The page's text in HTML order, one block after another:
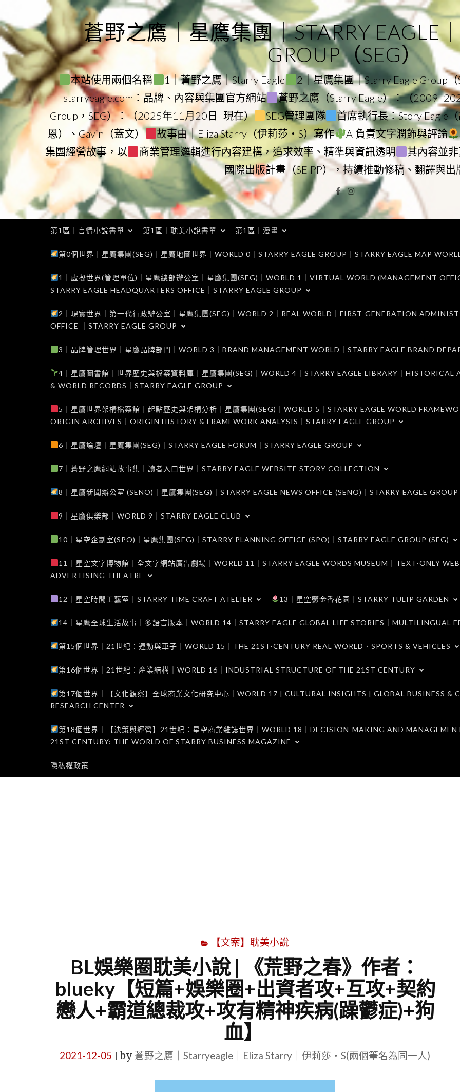
to
content
蒼野之鷹｜星鷹集團｜STARRY EAGLE
GROUP（SEG）
本站使用兩個名稱 1｜蒼野之鷹｜Starry Eagle 2｜星鷹集團｜Starry Eagle Group（
starryeagle.com：品牌、內容與集團官方網站
蒼野之鷹（Starry Eagle）：（
Group，SEG）：（2025年11月20日–現在）
SEG管理團隊 首席執行長：Story Eagle（
恩）、Gavin（蓋文）
故事由｜Eliza Starry（伊莉莎・S）寫作 AI負責文字潤飾與評論
集團經營故事，以
商業管理邏輯進行內容建構，追求效率、精準與資訊透明 其內容並
國際出版計畫（SEIPP），持續推動修稿、翻譯與出
Facebook
Instagram
第1區｜言情小說書單 第1區｜耽美小說書單 第1區｜漫畫
第0個世界｜星鷹集團(SEG)｜星鷹地圖世界｜WORLD 0｜STARRY EAGLE GROUP｜STARRY EAGLE MAP
1｜虛擬世界(管理單位)｜星鷹總部辦公室｜星鷹集團(SEG)｜WORLD 1｜VIRTUAL WORLD (MANAGEMENT
STARRY EAGLE HEADQUARTERS OFFICE｜STARRY EAGLE GROUP
2｜現實世界｜第一代行政辦公室｜星鷹集團(SEG)｜WORLD 2｜REAL WORLD｜FIRST-GENERATION
OFFICE ｜STARRY EAGLE GROUP
3｜品牌管理世界｜星鷹品牌部門｜WORLD 3｜BRAND MANAGEMENT WORLD｜STARRY EAGLE BRAND
4｜星鷹圖書館｜世界歷史與檔案資料庫｜星鷹集團(SEG)｜WORLD 4｜STARRY EAGLE LIBRARY｜HISTORICAL
& WORLD RECORDS｜STARRY EAGLE GROUP
5｜星鷹世界架構檔案館｜起點歷史與架構分析｜星鷹集團(SEG)｜WORLD 5｜STARRY EAGLE WORLD
ORIGIN ARCHIVES｜ORIGIN HISTORY & FRAMEWORK ANALYSIS｜STARRY EAGLE GROUP
6｜星鷹論壇｜星鷹集團(SEG)｜STARRY EAGLE FORUM｜STARRY EAGLE GROUP
7｜蒼野之鷹網站故事集｜讀者入口世界｜STARRY EAGLE WEBSITE STORY COLLECTION
8｜星鷹新聞辦公室 (SENO)｜星鷹集團(SEG)｜STARRY EAGLE NEWS OFFICE (SENO)｜STARRY EAGLE GROUP
9｜星鷹俱樂部｜WORLD 9｜STARRY EAGLE CLUB
10｜星空企劃室(SPO)｜星鷹集團(SEG)｜STARRY PLANNING OFFICE (SPO)｜STARRY EAGLE GROUP (SEG)
11｜星空文字博物館｜全文字網站廣告劇場｜WORLD 11｜STARRY EAGLE WORDS MUSEUM｜TEXT-ONLY
ADVERTISING THEATRE
12｜星空時間工藝室｜STARRY TIME CRAFT ATELIER 13｜星空鬱金香花園｜STARRY TULIP GARDEN
14｜星鷹全球生活故事｜多語言版本｜WORLD 14｜STARRY EAGLE GLOBAL LIFE STORIES｜MULTILINGUAL
第15個世界｜21世紀：運動與車子｜WORLD 15｜THE 21ST-CENTURY REAL WORLD．SPORTS & VEHICLES
第16個世界｜21世紀：產業結構｜WORLD 16｜INDUSTRIAL STRUCTURE OF THE 21ST CENTURY
第17個世界｜【文化觀察】全球商業文化研究中心｜WORLD 17 | CULTURAL INSIGHTS | GLOBAL BUSINESS &
RESEARCH CENTER
第18個世界｜【決策與經營】21世紀：星空商業雜誌世界｜WORLD 18｜DECISION-MAKING AND
21ST CENTURY: THE WORLD OF STARRY BUSINESS MAGAZINE
隱私權政策
【文案】耽美小說
BL娛樂圈耽美小說 | 《荒野之春》作者：
blueky【短篇+娛樂圈+出資者攻+互攻+契約
戀人+霸道總裁攻+攻有精神疾病(躁鬱症)+狗
血】
2021-12-05 by 蒼野之鷹｜Starryeagle｜Eliza Starry｜伊莉莎・S(兩個筆名為同一人)